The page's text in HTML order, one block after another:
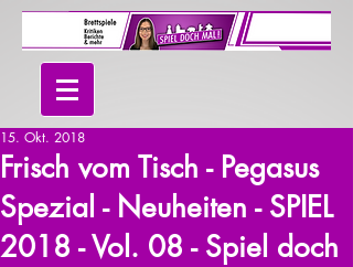
Frisch vom Tisch - Pegasus
Spezial - Neuheiten - SPIEL
2018 - Vol. 08 - Spiel doch
15. Okt. 2018